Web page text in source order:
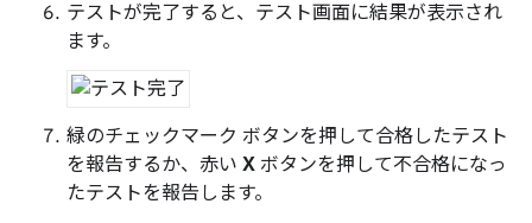
テストが完了すると、テスト画面に結果が表示され
ます。
緑のチェックマーク ボタンを押して合格したテスト
を報告するか、赤い X ボタンを押して不合格になっ
たテストを報告します。